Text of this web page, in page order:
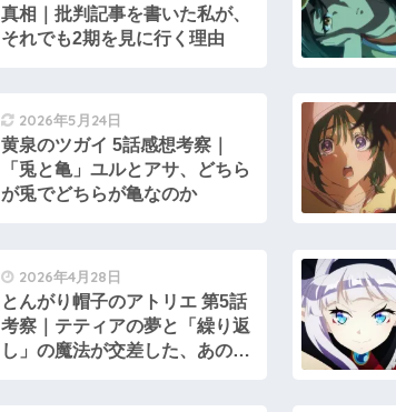
真相｜批判記事を書いた私が、
それでも2期を見に行く理由
2026年5月24日
黄泉のツガイ 5話感想考察｜
「兎と亀」ユルとアサ、どちら
が兎でどちらが亀なのか
2026年4月28日
とんがり帽子のアトリエ 第5話
考察｜テティアの夢と「繰り返
し」の魔法が交差した、あの砂